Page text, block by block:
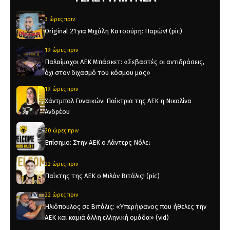
3 ώρες πριν
Original 21 για Μιχάλη Κατσούρη: Παρών! (pic)
19 ώρες πριν
Παλαίμαχοι ΑΕΚ Μπάσκετ: «Σεβαστές οι αντιδράσεις,
όχι στον διχασμό του κόσμου μας»
19 ώρες πριν
Χάντμπολ Γυναικών: Παίκτρια της ΑΕΚ η Νικολίνα
Ανδρέου
20 ώρες πριν
Επίσημο: Στην ΑΕΚ ο Λάντερς Νόλεϊ
22 ώρες πριν
Παίκτης της ΑΕΚ ο Μιλάν Βιτάλις! (pic)
22 ώρες πριν
Ηλιόπουλος σε Βιτάλις: «Υπερήφανος που ήθελες την
ΑΕΚ και καμιά άλλη ελληνική ομάδα» (vid)